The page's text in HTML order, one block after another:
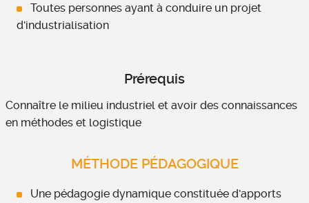
Toutes personnes ayant à conduire un projet
d'industrialisation
Prérequis
Connaître le milieu industriel et avoir des connaissances
en méthodes et logistique
MÉTHODE PÉDAGOGIQUE
Une pédagogie dynamique constituée d'apports